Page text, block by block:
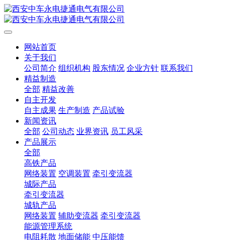
网站首页
关于我们
公司简介 组织机构 股东情况 企业方针 联系我们
精益制造
全部 精益改善
自主开发
自主成果 生产制造 产品试验
新闻资讯
全部 公司动态 业界资讯 员工风采
产品展示
全部
高铁产品
网络装置 空调装置 牵引变流器
城际产品
牵引变流器
城轨产品
网络装置 辅助变流器 牵引变流器
能源管理系统
电阻耗散 地面储能 中压能馈